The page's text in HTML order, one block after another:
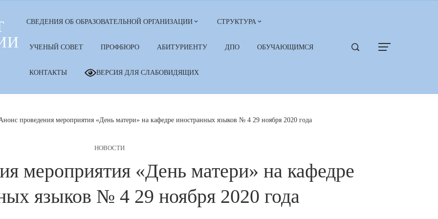
СВЕДЕНИЯ ОБ ОБРАЗОВАТЕЛЬНОЙ ОРГАНИЗАЦИИ СТРУКТУРА
УЧЕНЫЙ СОВЕТ ПРОФБЮРО АБИТУРИЕНТУ ДПО ОБУЧАЮЩИМСЯ
КОНТАКТЫ ВЕРСИЯ ДЛЯ СЛАБОВИДЯЩИХ
проведения мероприятия «День матери» на кафедре иностранных языков № 4 29 ноября 2020 года
НОВОСТИ
мероприятия «День матери» на кафедре
языков № 4 29 ноября 2020 года